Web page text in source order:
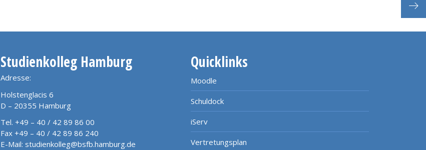
Studienkolleg Hamburg
Adresse:
Holstenglacis 6
D – 20355 Hamburg
Tel. +49 – 40 / 42 89 86 00
Fax +49 – 40 / 42 89 86 240
E-Mail: studienkolleg@bsfb.hamburg.de
Quicklinks
Moodle
Schuldock
iServ
Vertretungsplan